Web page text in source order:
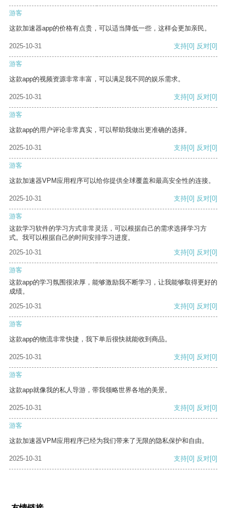
游客
这款加速器app的价格有点贵，可以适当降低一些，这样会更加亲民。
2025-10-31 支持[0] 反对[0]
游客
这款app的视频资源非常丰富，可以满足我不同的娱乐需求。
2025-10-31 支持[0] 反对[0]
游客
这款app的用户评论非常真实，可以帮助我做出更准确的选择。
2025-10-31 支持[0] 反对[0]
游客
这款加速器VPM应用程序可以给你提供全球覆盖和最高安全性的连接。
2025-10-31 支持[0] 反对[0]
游客
这款学习软件的学习方式非常灵活，可以根据自己的需求选择学习方
式。我可以根据自己的时间安排学习进度。
2025-10-31
支持[0] 反对[0]
游客
这款app的学习氛围很浓厚，能够激励我不断学习，让我能够取得更好的
成绩。
2025-10-31
支持[0] 反对[0]
游客
这款app的物流非常快捷，我下单后很快就能收到商品。
2025-10-31 支持[0] 反对[0]
游客
这款app就像我的私人导游，带我领略世界各地的美景。
2025-10-31 支持[0] 反对[0]
游客
这款加速器VPM应用程序已经为我们带来了无限的隐私保护和自由。
2025-10-31 支持[0] 反对[0]